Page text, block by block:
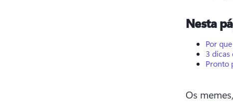
Nesta
Por
3
Pronto
Os